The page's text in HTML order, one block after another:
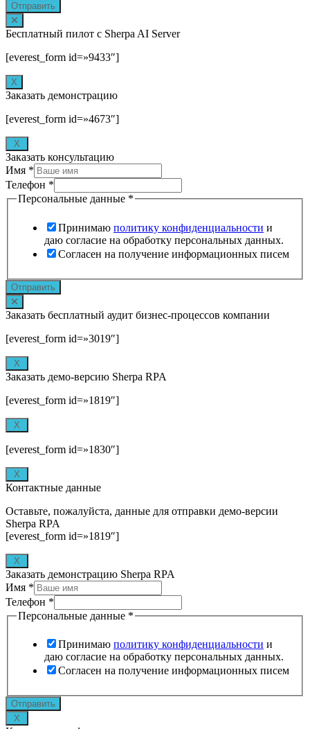
Отправить
Бесплатный пилот с Sherpa AI Server
[everest_form id=»9433″]
Х
Заказать демонстрацию
[everest_form id=»4673″]
X
Заказать консультацию
Имя *
Телефон *
Персональные данные *
Принимаю политику конфиденциальности и
даю согласие на обработку персональных данных.
Согласен на получение информационных писем
Отправить
Заказать бесплатный аудит бизнес-процессов компании
[everest_form id=»3019″]
X
Заказать демо-версию Sherpa RPA
[everest_form id=»1819″]
X
[everest_form id=»1830″]
X
Контактные данные
Оставьте, пожалуйста, данные для отправки демо-версии
Sherpa RPA
[everest_form id=»1819″]
X
Заказать демонстрацию Sherpa RPA
Имя *
Телефон *
Персональные данные *
Принимаю политику конфиденциальности и
даю согласие на обработку персональных данных.
Согласен на получение информационных писем
referrer_first
gclid
Отправить
X